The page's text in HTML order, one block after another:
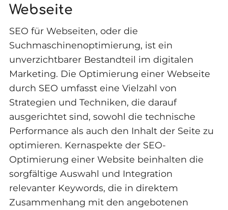
Webseite
SEO für Webseiten, oder die
Suchmaschinenoptimierung, ist ein
unverzichtbarer Bestandteil im digitalen
Marketing. Die Optimierung einer Webseite
durch SEO umfasst eine Vielzahl von
Strategien und Techniken, die darauf
ausgerichtet sind, sowohl die technische
Performance als auch den Inhalt der Seite zu
optimieren. Kernaspekte der SEO-
Optimierung einer Website beinhalten die
sorgfältige Auswahl und Integration
relevanter Keywords, die in direktem
Zusammenhang mit den angebotenen